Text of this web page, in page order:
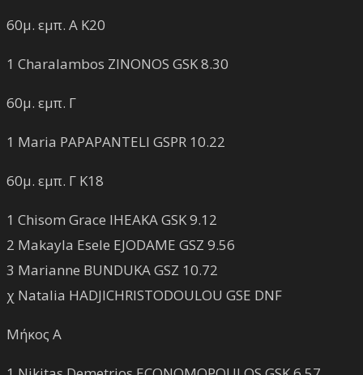
60μ. εμπ. Α Κ20
1 Charalambos ZINONOS GSK 8.30
60μ. εμπ. Γ
1 Maria PAPAPANTELI GSPR 10.22
60μ. εμπ. Γ Κ18
1 Chisom Grace IHEAKA GSK 9.12
2 Makayla Esele EJODAME GSZ 9.56
3 Marianne BUNDUKA GSZ 10.72
χ Natalia HADJICHRISTODOULOU GSE DNF
Μήκος Α